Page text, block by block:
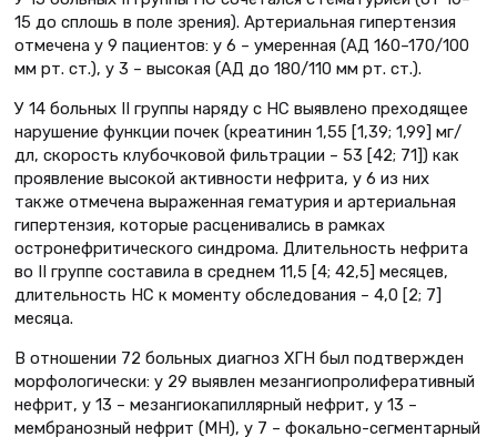
15 до сплошь в поле зрения). Артериальная гипертензия
отмечена у 9 пациентов: у 6 – умеренная (АД 160–170/100
мм рт. ст.), у 3 – высокая (АД до 180/110 мм рт. ст.).
У 14 больных II группы наряду с НС выявлено преходящее
нарушение функции почек (креатинин 1,55 [1,39; 1,99] мг/
дл, скорость клубочковой фильтрации – 53 [42; 71]) как
проявление высокой активности нефрита, у 6 из них
также отмечена выраженная гематурия и артериальная
гипертензия, которые расценивались в рамках
остронефритического синдрома. Длительность нефрита
во II группе составила в среднем 11,5 [4; 42,5] месяцев,
длительность НС к моменту обследования – 4,0 [2; 7]
месяца.
В отношении 72 больных диагноз ХГН был подтвержден
морфологически: у 29 выявлен мезангиопролиферативный
нефрит, у 13 – мезангиокапиллярный нефрит, у 13 –
мембранозный нефрит (МН), у 7 – фокально-сегментарный